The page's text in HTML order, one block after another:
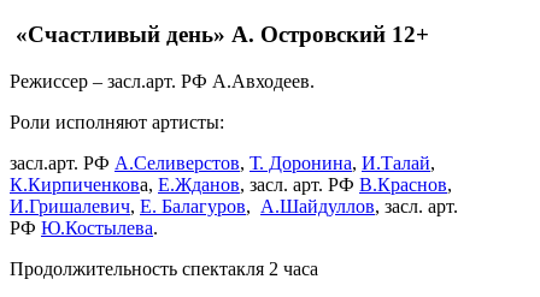
«Счастливый день» А. Островский 12+
Режиссер – засл.арт. РФ А.Авходеев.
Роли исполняют артисты:
засл.арт. РФ А.Селиверстов, Т. Доронина, И.Талай,
К.Кирпиченкова, Е.Жданов, засл. арт. РФ В.Краснов,
И.Гришалевич, Е. Балагуров, А.Шайдуллов, засл. арт.
РФ Ю.Костылева.
Продолжительность спектакля 2 часа